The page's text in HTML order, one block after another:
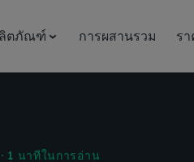
ตภัณฑ์ การผสานรวม ร
1 นาทีในการอ่าน